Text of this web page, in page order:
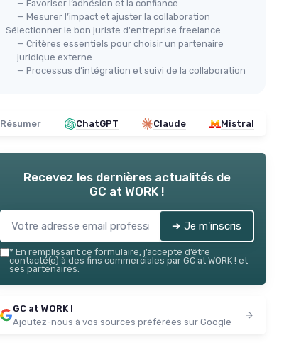
— Favoriser l’adhésion et la confiance
— Mesurer l’impact et ajuster la collaboration
Sélectionner le bon juriste d'entreprise freelance
— Critères essentiels pour choisir un partenaire
juridique externe
— Processus d’intégration et suivi de la collaboration
Résumer ChatGPT Claude Mistral
Recevez les dernières actualités de
GC at WORK !
➔ Je m'inscris
* En remplissant ce formulaire, j’accepte d’être
contacté(e) à des fins commerciales par GC at WORK ! et
ses partenaires.
GC at WORK !
Ajoutez-nous à vos sources préférées sur Google